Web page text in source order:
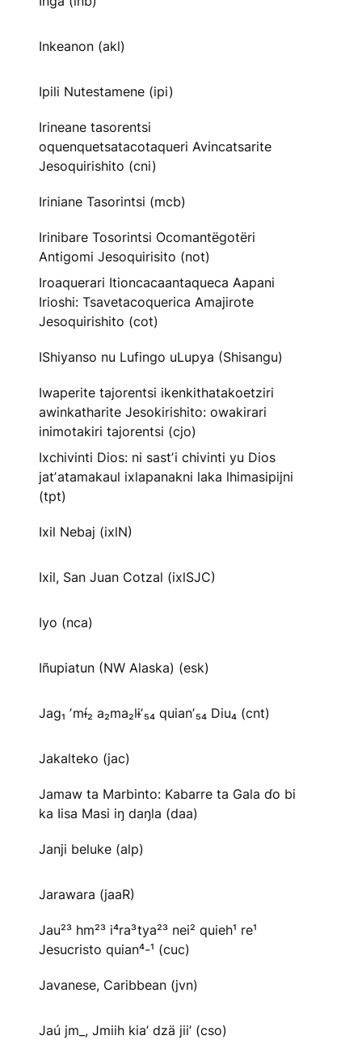
Inkeanon (akl)
Ipili Nutestamene (ipi)
Irineane tasorentsi
oquenquetsatacotaqueri Avincatsarite
Jesoquirishito (cni)
Iriniane Tasorintsi (mcb)
Irinibare Tosorintsi Ocomantëgotëri
Antigomi Jesoquirisito (not)
Iroaquerari Itioncacaantaqueca Aapani
Irioshi: Tsavetacoquerica Amajirote
Jesoquirishito (cot)
IShiyanso nu Lufingo uLupya (Shisangu)
Iwaperite tajorentsi ikenkithatakoetziri
awinkatharite Jesokirishito: owakirari
inimotakiri tajorentsi (cjo)
Ixchivinti Dios: ni sastʼi chivinti yu Dios
jatʼatamakaul ixlapanakni laka lhimasipijni
(tpt)
Ixil Nebaj (ixlN)
Ixil, San Juan Cotzal (ixlSJC)
Iyo (nca)
Iñupiatun (NW Alaska) (esk)
Jag₁ ʼmɨ́₂ a₂ma₂lɨʼ₅₄ quianʼ₅₄ Diu₄ (cnt)
Jakalteko (jac)
Jamaw ta Marbinto: Kabarre ta Gala ɗo bi
ka Iisa Masi iŋ daŋla (daa)
Janji beluke (alp)
Jarawara (jaaR)
Jau²³ hm²³ i⁴ra³tya²³ nei² quieh¹ re¹
Jesucristo quian⁴-¹ (cuc)
Javanese, Caribbean (jvn)
Jaú jm_, Jmiih kia’ dzä jii’ (cso)